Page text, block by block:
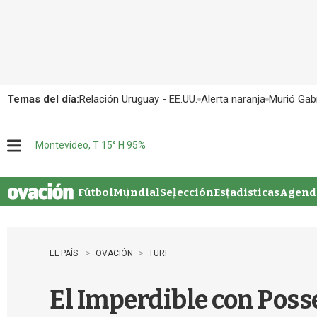
Temas del día:Relación Uruguay - EE.UU. Alerta naranja Murió
u
Montevideo, T 15° H 95%
FútbolMundialSelecciónEstadisticas
EL PAÍS OVACIÓN TURF
El Imperdible con